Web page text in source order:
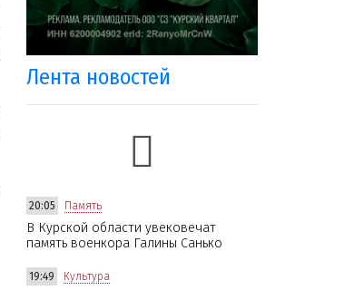
Лента новостей
20:05 Память
В Курской области увековечат
память военкора Галины Санько
19:49 Культура